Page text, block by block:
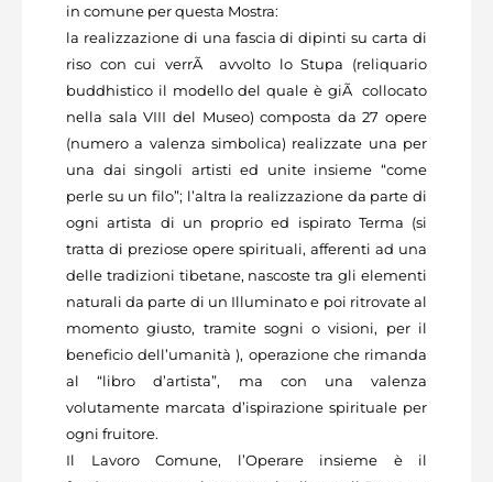
in comune per questa Mostra:
la realizzazione di una fascia di dipinti su carta di
riso con cui verrÃ avvolto lo Stupa (reliquario
buddhistico il modello del quale è giÃ collocato
nella sala VIII del Museo) composta da 27 opere
(numero a valenza simbolica) realizzate una per
una dai singoli artisti ed unite insieme “come
perle su un filo”; l’altra la realizzazione da parte di
ogni artista di un proprio ed ispirato Terma (si
tratta di preziose opere spirituali, afferenti ad una
delle tradizioni tibetane, nascoste tra gli elementi
naturali da parte di un Illuminato e poi ritrovate al
momento giusto, tramite sogni o visioni, per il
beneficio dell’umanità ), operazione che rimanda
al “libro d’artista”, ma con una valenza
volutamente marcata d’ispirazione spirituale per
ogni fruitore.
Il Lavoro Comune, l’Operare insieme è il